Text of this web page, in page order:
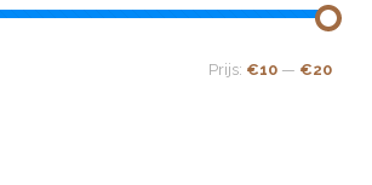
Prijs: €10 — €20